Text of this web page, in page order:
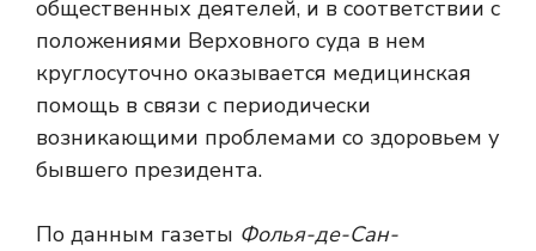
общественных деятелей, и в соответствии с
положениями Верховного суда в нем
круглосуточно оказывается медицинская
помощь в связи с периодически
возникающими проблемами со здоровьем у
бывшего президента.
По данным газеты Фолья-де-Сан-